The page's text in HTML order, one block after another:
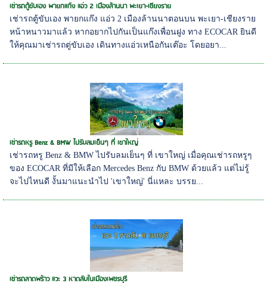
เช่ารถตู้ขับเอง พายกแก๊ง แอ่ว 2 เมืองล้านนา พะเยา-เชียงราย
เช่ารถตู้ขับเอง พายกแก๊ง แอ่ว 2 เมืองล้านนาตอนบน พะเยา-เชียงราย
หน้าหนาวมาแล้ว หากอยากไปกันเป็นแก๊งเพื่อนฝูง ทาง ECOCAR ยินดี
ให้คุณมาเช่ารถตู่ขับเอง เดินทางแอ่วเหนือกันเต๊อะ โดยอยา...
เช่ารถหรู Benz & BMW ไปรับลมเย็นๆ ที่ เขาใหญ่
เช่ารถหรู Benz & BMW ไปรับลมเย็นๆ ที่ เขาใหญ่ เมื่อคุณเช่ารถหรูๆ
ของ ECOCAR ที่มีให้เลือก Mercedes Benz กับ BMW ด้วยแล้ว แต่ไม่รู้
จะไปไหนดี งั้นมาแนะนำไป 'เขาใหญ่' นี่แหละ บรรย...
เช่ารถลาดพร้าว แวะ 3 หาดลับในเมืองเพชรบุรี